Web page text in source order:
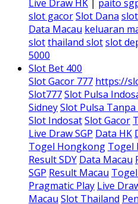
Live Draw HK | paito
slot gacorSlot Dana
Data Macau keluaran
slotthailand slotslot
5000
Slot Bet 400
Slot Gacor 777 https://
Slot777Slot Pulsa
SidneySlot Pulsa
Slot IndosatSlot Gacor
Live Draw SGP Data HK
Togel Hongkong Togel
Result SDY Data Macau
SGP Result Macau
Pragmatic Play Live
Macau Slot Thailand